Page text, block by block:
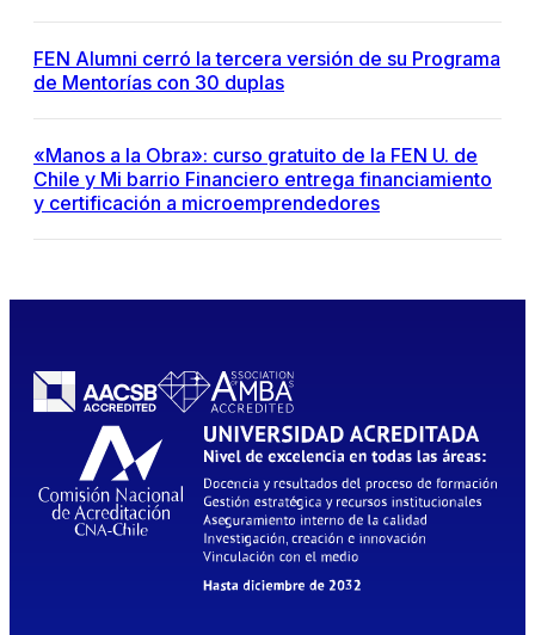
FEN Alumni cerró la tercera versión de su Programa
de Mentorías con 30 duplas
«Manos a la Obra»: curso gratuito de la FEN U. de
Chile y Mi barrio Financiero entrega financiamiento
y certificación a microemprendedores